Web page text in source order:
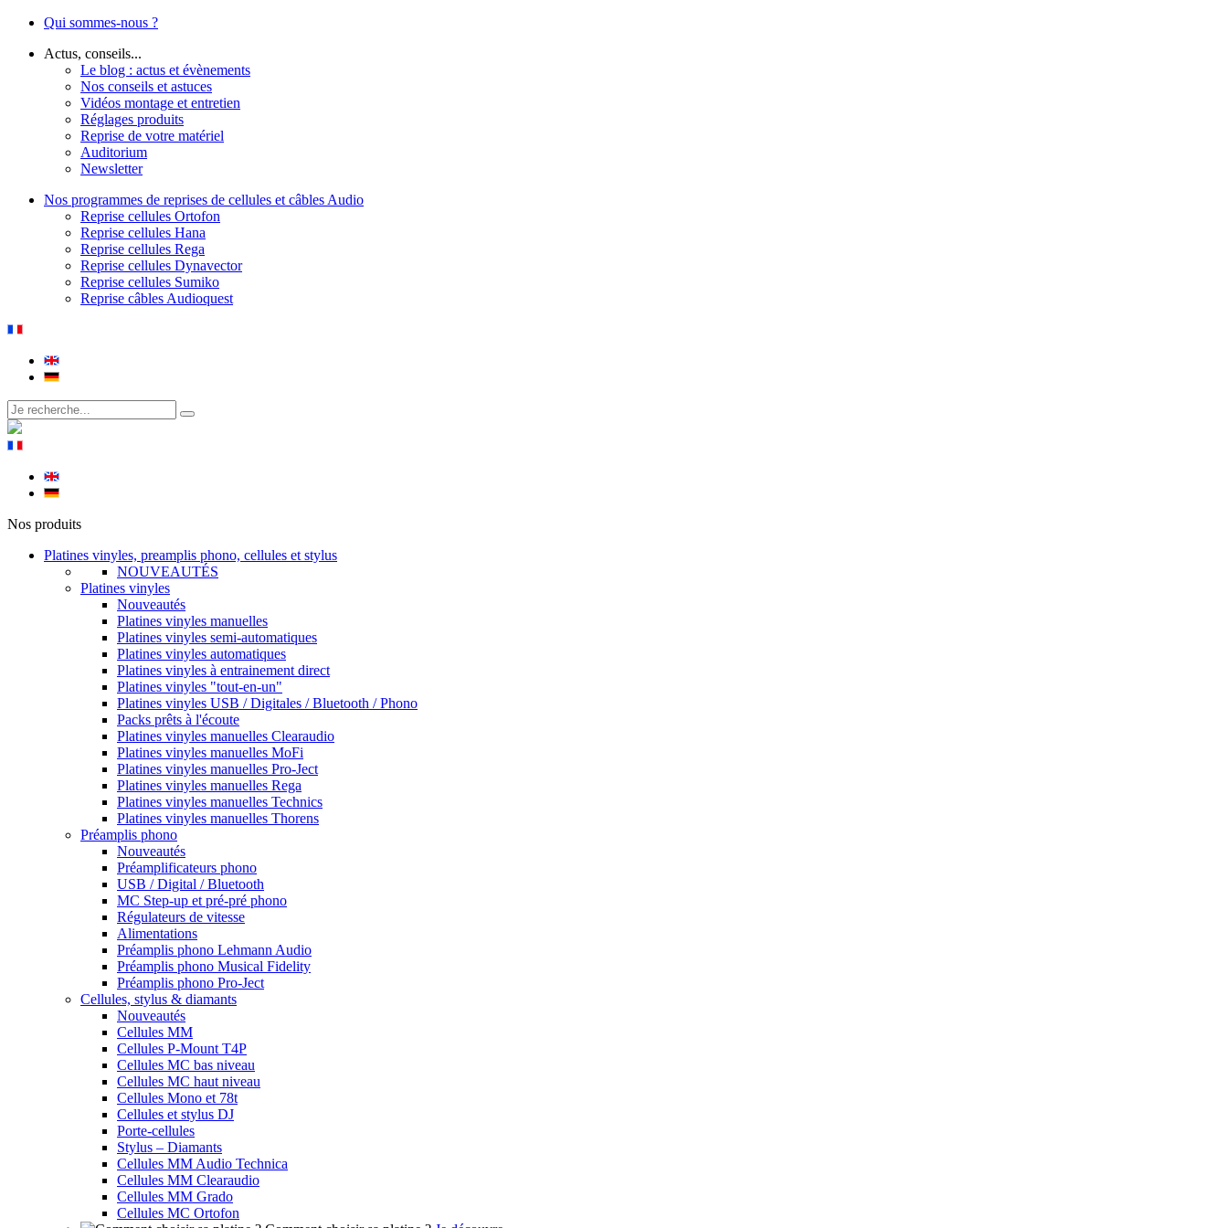
Qui sommes-nous ?
Actus, conseils...
Le blog : actus et évènements
Nos conseils et astuces
Vidéos montage et entretien
Réglages produits
Reprise de votre matériel
Auditorium
Newsletter
Nos programmes de reprises de cellules et câbles Audio
Reprise cellules Ortofon
Reprise cellules Hana
Reprise cellules Rega
Reprise cellules Dynavector
Reprise cellules Sumiko
Reprise câbles Audioquest
Nos produits
Platines vinyles, preamplis phono, cellules et stylus
NOUVEAUTÉS
Platines vinyles
Nouveautés
Platines vinyles manuelles
Platines vinyles semi-automatiques
Platines vinyles automatiques
Platines vinyles à entrainement direct
Platines vinyles "tout-en-un"
Platines vinyles USB / Digitales / Bluetooth / Phono
Packs prêts à l'écoute
Platines vinyles manuelles Clearaudio
Platines vinyles manuelles MoFi
Platines vinyles manuelles Pro-Ject
Platines vinyles manuelles Rega
Platines vinyles manuelles Technics
Platines vinyles manuelles Thorens
Préamplis phono
Nouveautés
Préamplificateurs phono
USB / Digital / Bluetooth
MC Step-up et pré-pré phono
Régulateurs de vitesse
Alimentations
Préamplis phono Lehmann Audio
Préamplis phono Musical Fidelity
Préamplis phono Pro-Ject
Cellules, stylus & diamants
Nouveautés
Cellules MM
Cellules P-Mount T4P
Cellules MC bas niveau
Cellules MC haut niveau
Cellules Mono et 78t
Cellules et stylus DJ
Porte-cellules
Stylus – Diamants
Cellules MM Audio Technica
Cellules MM Clearaudio
Cellules MM Grado
Cellules MC Ortofon